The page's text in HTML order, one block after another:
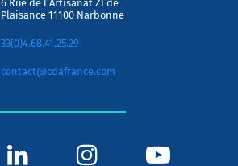
6 Rue de l'Artisanat ZI de
Plaisance 11100 Narbonne
33(0)4.68.41.25.29
contact@cdafrance.com